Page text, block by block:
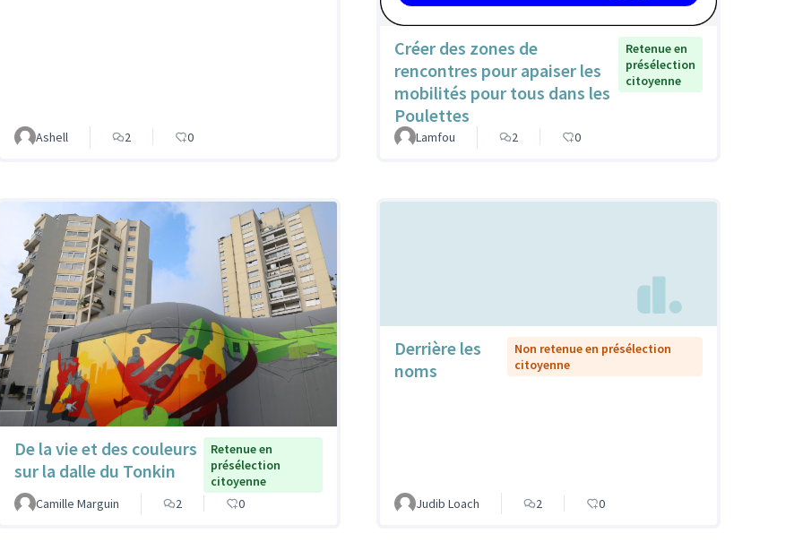
Ashell 2 0
Créer des zones de
rencontres pour apaiser les
mobilités pour tous dans les
Poulettes
Retenue en
présélection
citoyenne
Lamfou 2 0
De la vie et des couleurs
sur la dalle du Tonkin
Retenue en
présélection
citoyenne
Camille Marguin
2 0
Derrière les
noms
Non retenue en présélection
citoyenne
Judib Loach 2 0